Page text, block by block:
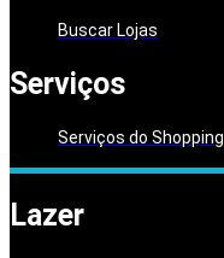
Buscar Lojas
Serviços
Serviços do Shopping
Lazer